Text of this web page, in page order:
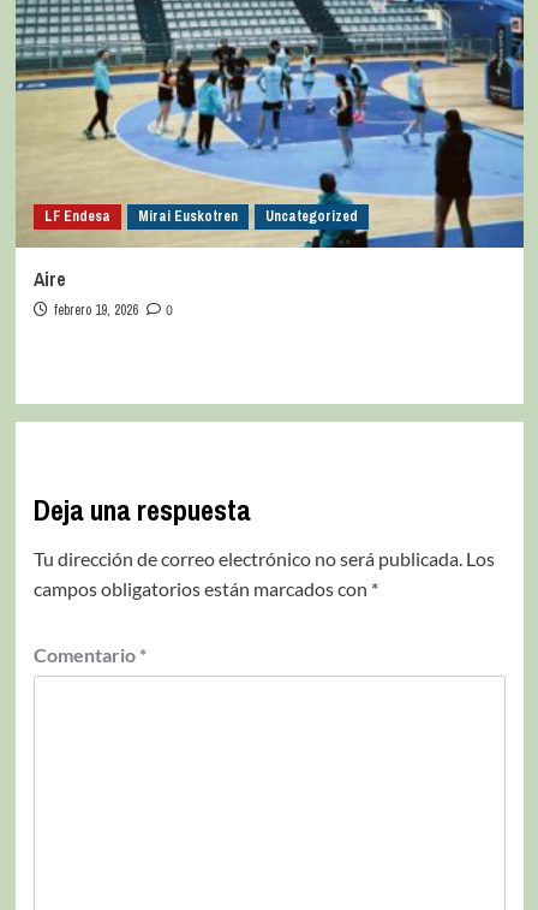
LF Endesa Mirai Euskotren Uncategorized
Aire
febrero 19, 2026 0
Deja una respuesta
Tu dirección de correo electrónico no será publicada. Los
campos obligatorios están marcados con *
Comentario *